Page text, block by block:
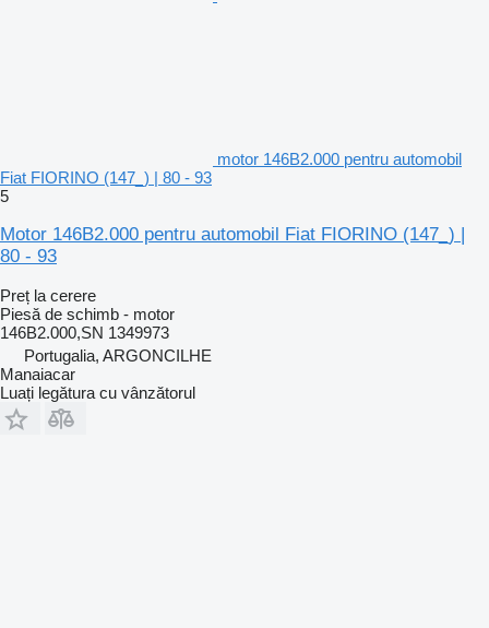
motor 146B2.000 pentru automobil
Fiat FIORINO (147_) | 80 - 93
5
Motor 146B2.000 pentru automobil Fiat FIORINO (147_) |
80 - 93
Preț la cerere
Piesă de schimb - motor
146B2.000,SN 1349973
Portugalia, ARGONCILHE
Manaiacar
Luați legătura cu vânzătorul